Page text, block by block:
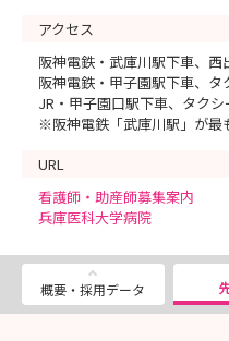
アクセス
阪神電鉄・武庫川駅下車、西
阪神電鉄・甲子園駅下車、タ
JR・甲子園口駅下車、タクシ
※阪神電鉄「武庫川駅」が最
URL
看護師・助産師募集案内
兵庫医科大学病院
概要・採用データ